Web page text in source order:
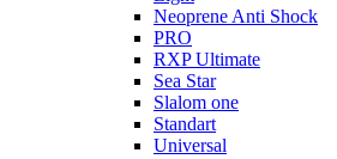
Neoprene Anti Shock
PRO
RXP Ultimate
Sea Star
Slalom one
Standart
Universal